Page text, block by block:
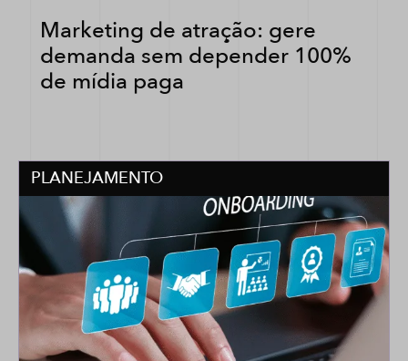
Marketing de atração: gere
demanda sem depender 100%
de mídia paga
PLANEJAMENTO